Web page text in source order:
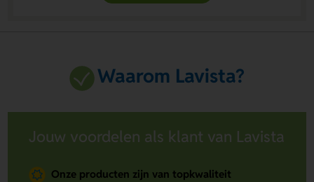
Waarom Lavista?
Jouw voordelen als klant van Lavista
Onze producten zijn van topkwaliteit